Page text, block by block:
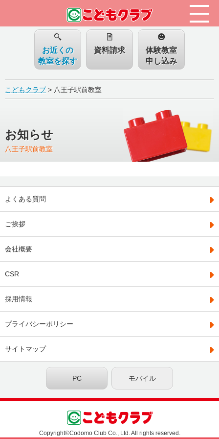
お近くの
教室を探す
資料請求
体験教室
申し込み
こどもクラブ> 八王子駅前教室
お知らせ
八王子駅前教室
よくある質問
ご挨拶
会社概要
CSR
採用情報
プライバシーポリシー
サイトマップ
Copyright©Codomo Club Co., Ltd. All rights reserved.
モバイル
PC